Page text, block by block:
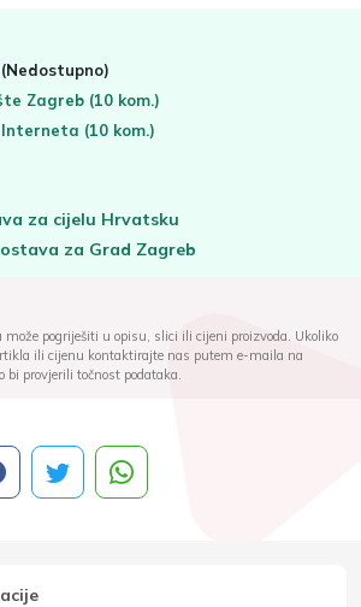
(Nedostupno)
Zagreb (10 kom.)
Interneta (10 kom.)
za cijelu Hrvatsku
za Grad Zagreb
pogriješiti u opisu, slici ili cijeni proizvoda. Ukoliko
ili cijenu kontaktirajte nas putem e-maila na
bi provjerili točnost podataka.